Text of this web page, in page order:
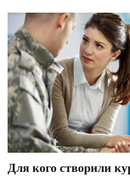
Для кого створили